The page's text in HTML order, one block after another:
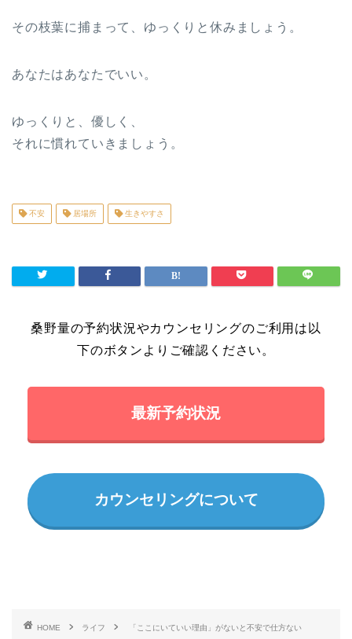
その枝葉に捕まって、ゆっくりと休みましょう。
あなたはあなたでいい。
ゆっくりと、優しく、
それに慣れていきましょう。
不安 居場所 生きやすさ
桑野量の予約状況やカウンセリングのご利用は以
下のボタンよりご確認ください。
最新予約状況
カウンセリングについて
HOME ライフ 「ここにいていい理由」がないと不安で仕方ない